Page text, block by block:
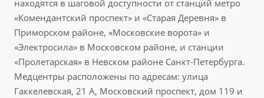
находятся в шаговой доступности от станций метро
«Комендантский проспект» и «Старая Деревня» в
Приморском районе, «Московские ворота» и
«Электросила» в Московском районе, и станции
«Пролетарская» в Невском районе Санкт-Петербурга.
Медцентры расположены по адресам: улица
Гаккелевская, 21 А, Московский проспект, дом 119 и